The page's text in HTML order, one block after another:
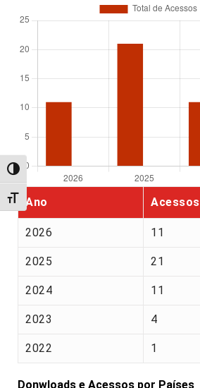
Alternar alto contraste
Alternar tamanho da fonte
Ano Acessos
2026 11
2025 21
2024 11
2023 4
2022 1
Donwloads e Acessos por Países